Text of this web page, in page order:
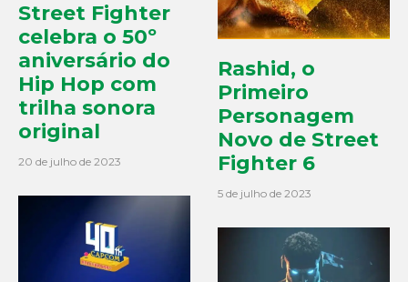
Street Fighter
celebra o 50º
aniversário do
Hip Hop com
trilha sonora
original
20 de julho de 2023
Rashid, o
Primeiro
Personagem
Novo de Street
Fighter 6
5 de julho de 2023